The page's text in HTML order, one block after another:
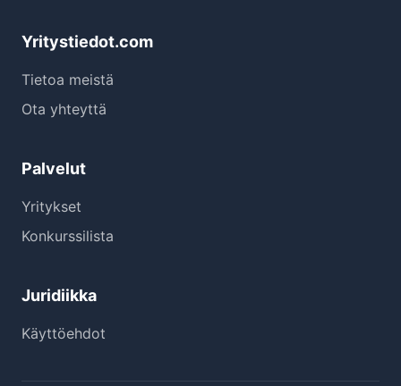
Yritystiedot.com
Tietoa meistä
Ota yhteyttä
Palvelut
Yritykset
Konkurssilista
Juridiikka
Käyttöehdot